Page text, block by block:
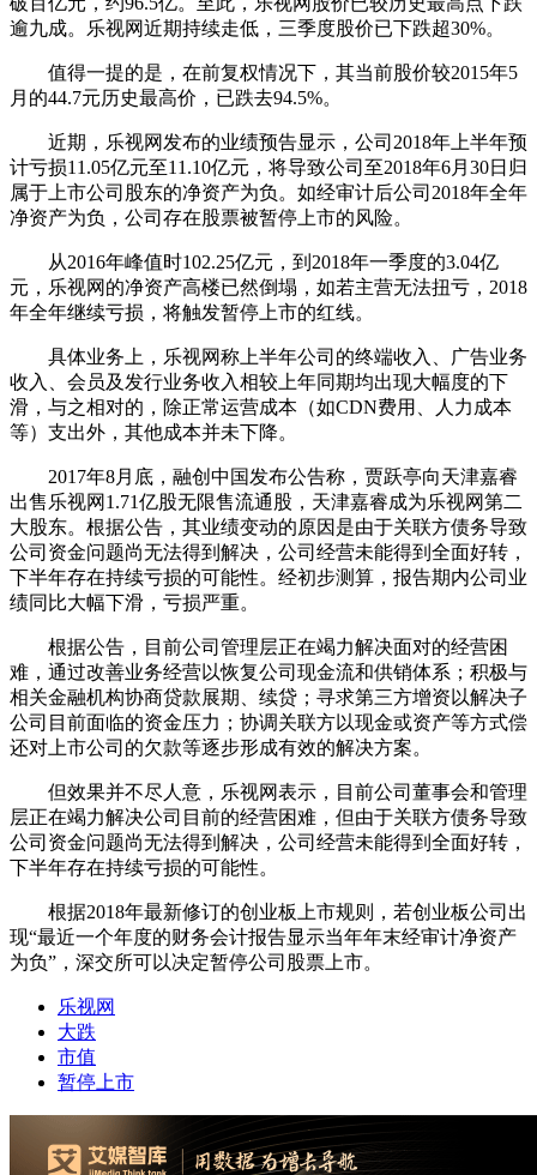
逾九成。乐视网近期持续走低，三季度股价已下跌超30%。
值得一提的是，在前复权情况下，其当前股价较2015年5
月的44.7元历史最高价，已跌去94.5%。
近期，乐视网发布的业绩预告显示，公司2018年上半年预
计亏损11.05亿元至11.10亿元，将导致公司至2018年6月30日归
属于上市公司股东的净资产为负。如经审计后公司2018年全年
净资产为负，公司存在股票被暂停上市的风险。
从2016年峰值时102.25亿元，到2018年一季度的3.04亿
元，乐视网的净资产高楼已然倒塌，如若主营无法扭亏，2018
年全年继续亏损，将触发暂停上市的红线。
具体业务上，乐视网称上半年公司的终端收入、广告业务
收入、会员及发行业务收入相较上年同期均出现大幅度的下
滑，与之相对的，除正常运营成本（如CDN费用、人力成本
等）支出外，其他成本并未下降。
2017年8月底，融创中国发布公告称，贾跃亭向天津嘉睿
出售乐视网1.71亿股无限售流通股，天津嘉睿成为乐视网第二
大股东。根据公告，其业绩变动的原因是由于关联方债务导致
公司资金问题尚无法得到解决，公司经营未能得到全面好转，
下半年存在持续亏损的可能性。经初步测算，报告期内公司业
绩同比大幅下滑，亏损严重。
根据公告，目前公司管理层正在竭力解决面对的经营困
难，通过改善业务经营以恢复公司现金流和供销体系；积极与
相关金融机构协商贷款展期、续贷；寻求第三方增资以解决子
公司目前面临的资金压力；协调关联方以现金或资产等方式偿
还对上市公司的欠款等逐步形成有效的解决方案。
但效果并不尽人意，乐视网表示，目前公司董事会和管理
层正在竭力解决公司目前的经营困难，但由于关联方债务导致
公司资金问题尚无法得到解决，公司经营未能得到全面好转，
下半年存在持续亏损的可能性。
根据2018年最新修订的创业板上市规则，若创业板公司出
现“最近一个年度的财务会计报告显示当年年末经审计净资产
为负”，深交所可以决定暂停公司股票上市。
乐视网
大跌
市值
暂停上市